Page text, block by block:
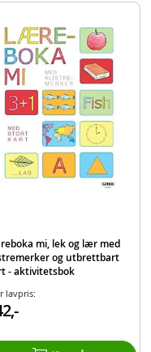
mi, lek og lær med
og utbrettbart
- aktivitetsbok
lavpris: